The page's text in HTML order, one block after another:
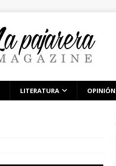
LITERATURA OPINIÓN